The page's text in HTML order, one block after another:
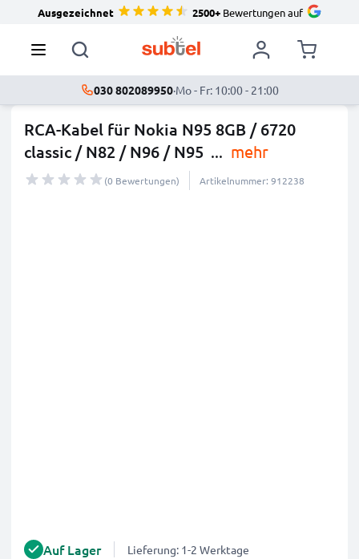
Ausgezeichnet 2500+Bewertungen auf
030 802089950·Mo - Fr: 10:00 - 21:00
RCA-Kabel für Nokia N95 8GB / 6720
classic / N82 / N96 / N95 ... mehr
(0 Bewertungen) Artikelnummer: 912238
Auf Lager Lieferung: 1-2 Werktage